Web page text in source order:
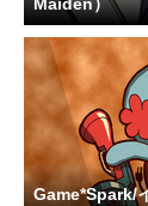
Game*Spark/